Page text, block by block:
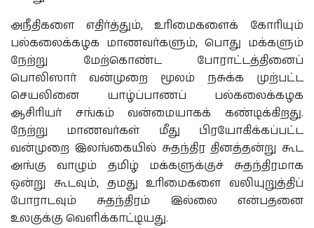
அநீதிகளை எதிர்த்தும், உரிமைகளைக் கோரியும்
பல்கலைக்கழக மாணவர்களும், பொது மக்களும்
நேற்று மேற்கொண்ட போராட்டத்தினைப்
பொலிஸார் வன்முறை மூலம் நசுக்க முற்பட்ட
செயலினை யாழ்ப்பாணப் பல்கலைக்கழக
ஆசிரியர் சங்கம் வன்மையாகக் கண்டிக்கிறது.
நேற்று மாணவர்கள் மீது பிரயோகிக்கப்பட்ட
வன்முறை இலங்கையில் சுதந்திர தினத்தன்று கூட
அங்கு வாழும் தமிழ் மக்களுக்குச் சுதந்திரமாக
ஒன்று கூடவும், தமது உரிமைகளை வலியுறுத்திப்
போராடவும் சுதந்திரம் இல்லை என்பதனை
உலகுக்கு வெளிக்காட்டியது.